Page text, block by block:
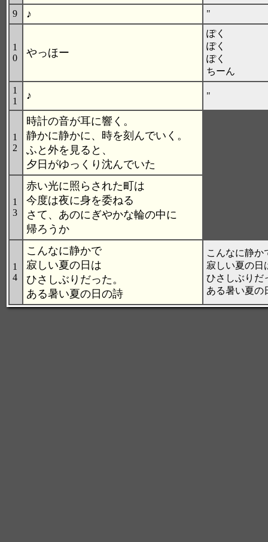
9 ♪ "
1
0
やっほー
ぽく
ぽく
ぽく
ちーん
1
1
♪ "
1
2
時計の音が耳に響く。
静かに静かに、時を刻んでいく。
ふと外を見ると、
夕日がゆっくり沈んでいた
1
3
赤い光に照らされた町は
今度は夜に身を委ねる
さて、あのにぎやかな輪の中に
帰ろうか
1
4
こんなに静かで
寂しい夏の日は
ひさしぶりだった。
ある暑い夏の日の詩
こんなに静か
寂しい夏の日
ひさしぶりだ
ある暑い夏の